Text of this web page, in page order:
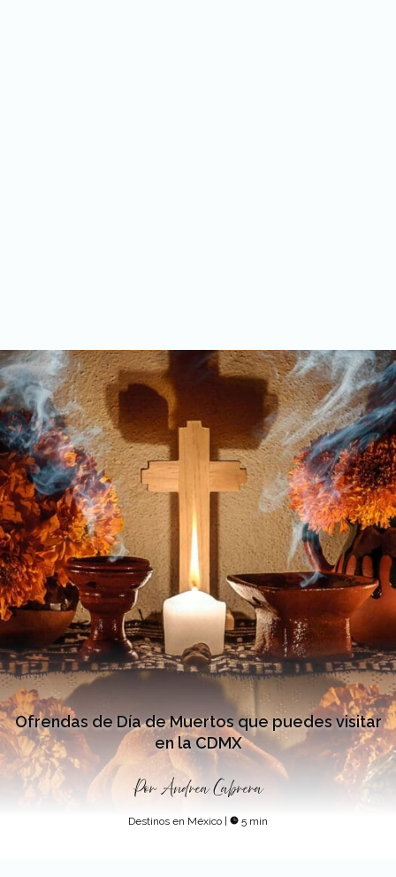
Ofrendas de Día de Muertos que puedes visitar
en la CDMX
Por Andrea Cabrera
Destinos en México | 5 min